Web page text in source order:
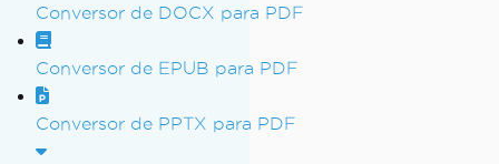
Conversor de DOCX para PDF
Conversor de EPUB para PDF
Conversor de PPTX para PDF